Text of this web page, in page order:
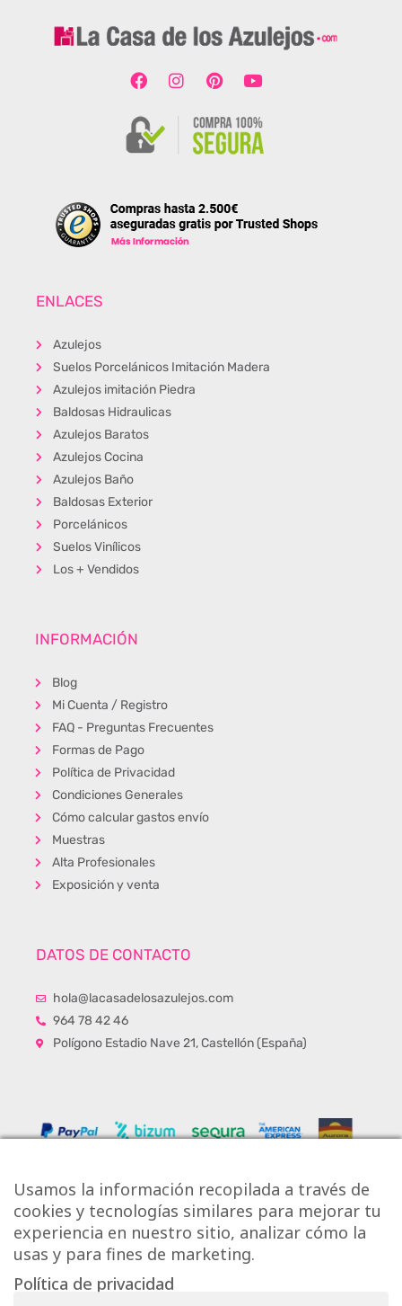
ENLACES
Azulejos
Suelos Porcelánicos Imitación Madera
Azulejos imitación Piedra
Baldosas Hidraulicas
Azulejos Baratos
Azulejos Cocina
Azulejos Baño
Baldosas Exterior
Porcelánicos
Suelos Vinílicos
Los + Vendidos
INFORMACIÓN
Blog
Mi Cuenta / Registro
FAQ - Preguntas Frecuentes
Formas de Pago
Política de Privacidad
Condiciones Generales
Cómo calcular gastos envío
Muestras
Alta Profesionales
Exposición y venta
DATOS DE CONTACTO
hola@lacasadelosazulejos.com
964 78 42 46
Polígono Estadio Nave 21, Castellón (España)
Usamos la información recopilada a través de
cookies y tecnologías similares para mejorar tu
experiencia en nuestro sitio, analizar cómo la
usas y para fines de marketing.
Política de privacidad